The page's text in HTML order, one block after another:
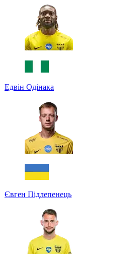
Едвін Одінака
Євген Підлепенець